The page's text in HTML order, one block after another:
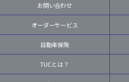
お問い合わせ
オーダーサービス
自動車保険
TUCとは？